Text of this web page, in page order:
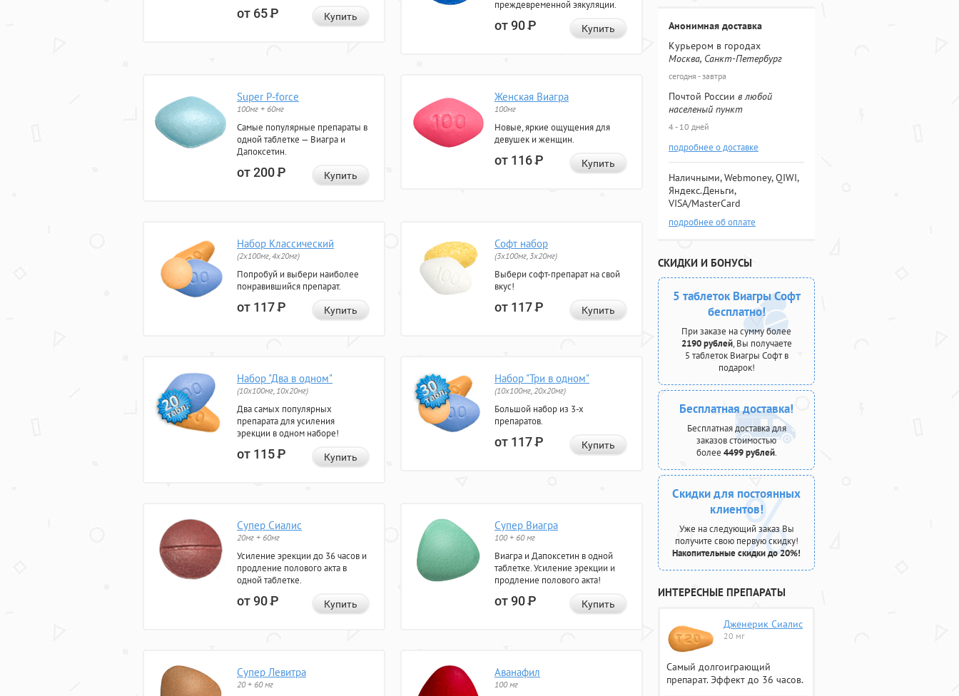
от 65Р Купить
преждевременной эякуляции.
от 90Р Купить
Super P-force
100мг + 60мг
Самые популярные препараты в
одной таблетке — Виагра и
Дапоксетин.
от 200Р Купить
Женская Виагра
100мг
Новые, яркие ощущения для
девушек и женщин.
от 116Р Купить
Набор Классический
(2x100мг, 4x20мг)
Попробуй и выбери наиболее
понравившийся препарат.
от 117Р Купить
Софт набор
(3x100мг, 3x20мг)
Выбери софт-препарат на свой
вкус!
от 117Р Купить
Набор "Два в одном"
(10x100мг, 10x20мг)
Два самых популярных
препарата для усиления
эрекции в одном наборе!
от 115Р Купить
Набор "Три в одном"
(10x100мг, 20x20мг)
Большой набор из 3-х
препаратов.
от 117Р Купить
Супер Сиалис
20мг + 60мг
Усиление эрекции до 36 часов и
продление полового акта в
одной таблетке.
от 90Р Купить
Супер Виагра
100 + 60 мг
Виагра и Дапоксетин в одной
таблетке. Усиление эрекции и
продление полового акта!
от 90Р Купить
Супер Левитра
20 + 60 мг
Аванафил
100 мг
Анонимная доставка
Курьером в городах
Москва, Санкт-Петербург
сегодня - завтра
Почтой России в любой
населеный пункт
4 - 10 дней
подробнее о доставке
Наличными, Webmoney, QIWI,
Яндекс.Деньги,
VISA/MasterCard
подробнее об оплате
СКИДКИ И БОНУСЫ
5 таблеток Виагры Софт
бесплатно!
При заказе на сумму более
2190 рублей, Вы получаете
5 таблеток Виагры Софт в
подарок!
Бесплатная доставка!
Бесплатная доставка для
заказов стоимостью
более 4499 рублей.
Скидки для постоянных
клиентов!
Уже на следующий заказ Вы
получите свою первую скидку!
Накопительные скидки до 20%!
ИНТЕРЕСНЫЕ ПРЕПАРАТЫ
Дженерик Сиалис
20 мг
Самый долгоиграющий
препарат. Эффект до 36 часов.